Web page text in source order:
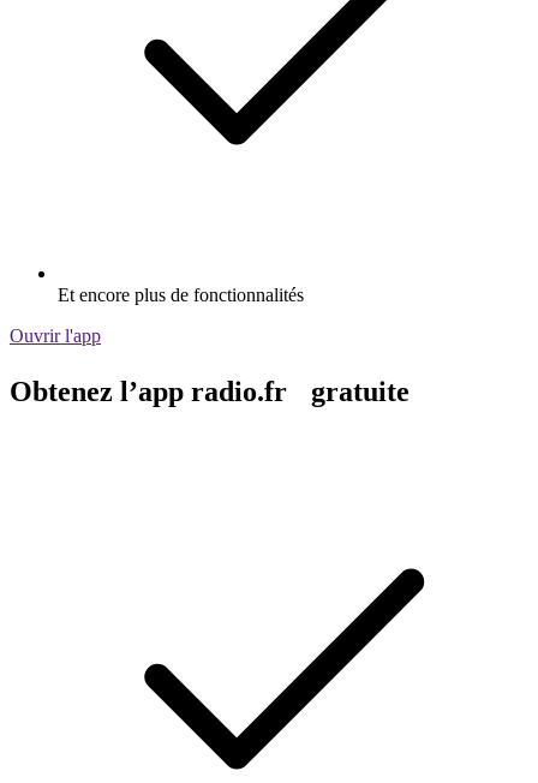
Et encore plus de fonctionnalités
Ouvrir l'app
Obtenez l’app radio.fr gratuite